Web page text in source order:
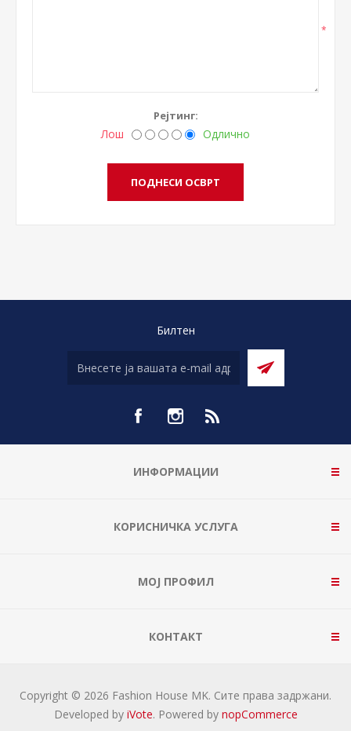
*
Рејтинг:
Лош Одлично
Билтен
ИНФОРМАЦИИ
КОРИСНИЧКА УСЛУГА
МОЈ ПРОФИЛ
КОНТАКТ
Copyright © 2026 Fashion House MK. Сите права задржани.
Developed by iVote. Powered by nopCommerce